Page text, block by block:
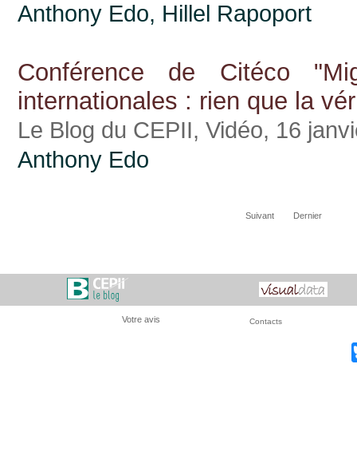
Anthony Edo, Hillel Rapoport
Conférence de Citéco
internationales : rien que la
Le Blog du CEPII, Vidéo, 16
Anthony Edo
Suivant Dernier
Votre avis Contacts